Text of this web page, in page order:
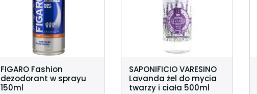
FIGARO Fashion
dezodorant w sprayu
150ml
SAPONIFICIO VARESINO
Lavanda żel do mycia
twarzy i ciała 500ml